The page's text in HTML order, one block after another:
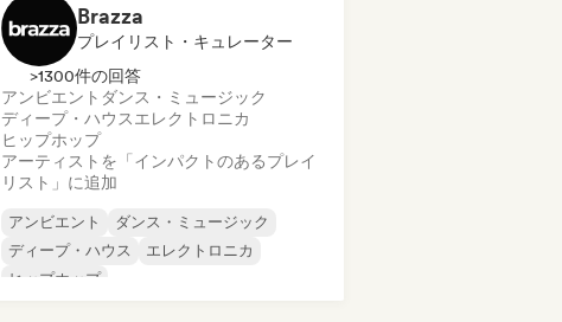
Brazza
プレイリスト・キュレーター
>1300件の回答
アンビエント ダンス・ミュージック
ディープ・ハウスエレクトロニカ
ヒップホップ
アーティストを「インパクトのあるプレイ
リスト」に追加
アンビエント
ダンス・ミュージック
ディープ・ハウス
エレクトロニカ
ヒップホップ